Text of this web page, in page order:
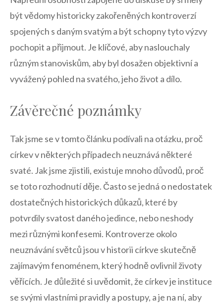
být vědomy historicky zakořeněných kontroverzí
spojených s daným svatým a být schopny tyto ⁣výzvy
‍pochopit a‌ přijmout. Je⁤ klíčové, aby naslouchaly⁤
různým ‍stanoviskům,⁤ aby ‍byl dosažen objektivní ‍a
vyvážený pohled na svatého,⁣ jeho život a​ dílo.
Závěrečné poznámky
Tak jsme se v tomto článku podívali na otázku, proč
církev v některých případech⁤ neuznává některé
svaté. Jak​ jsme ⁣zjistili, existuje mnoho ‌důvodů, proč
se​ toto rozhodnutí děje. Často⁢ se jedná o ‌nedostatek
dostatečných ⁢historických důkazů, které by
‍potvrdily svatost daného jedince, nebo neshody‍
mezi ​různými ⁢konfesemi. ⁢Kontroverze okolo
neuznávání světců jsou v historii církve skutečně‌
zajímavým fenoménem, který hodně ovlivnil životy
věřících. ‌Je důležité si uvědomit, že‌ církev je instituce
⁤se ‌svými vlastními pravidly a postupy,‌ a je na ní, ​aby